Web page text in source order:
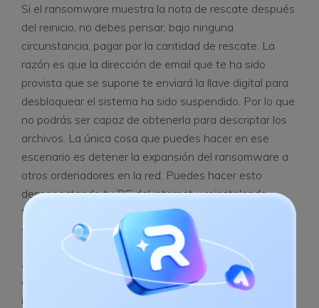
Si el ransomware muestra la nota de rescate después
del reinicio, no debes pensar, bajo ninguna
circunstancia, pagar por la cantidad de rescate. La
razón es que la dirección de email que te ha sido
provista que se supone te enviará la llave digital para
desbloquear el sistema ha sido suspendido. Por lo que
no podrás ser capaz de obtenerla para descriptar los
archivos. La única cosa que puedes hacer en ese
escenario es detener la expansión del ransomware a
otros ordenadores en la red. Puedes hacer esto
desconectando tu PC del internet y reinstalando
todos tus archivos de respaldo después de formatear
tu disco duro.
Algunas medidas preventivas pueden tomarse para
evitar ataques de ransomware como el de Petya,
incluyendo respaldar regularmente tus archivos así